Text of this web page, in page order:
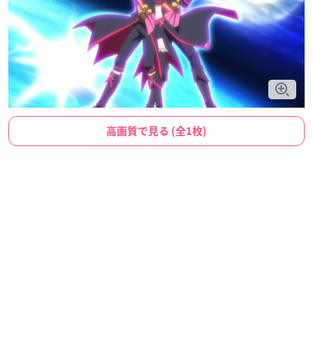
高画質で見る (全1枚)